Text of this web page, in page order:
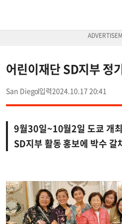
어린이재단 SD지부 정
San Diego 2024.10.17 20:41
9월30일~10월2일 도쿄 개최
SD지부 활동 홍보에 박수 갈